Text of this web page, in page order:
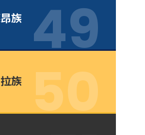
族
族